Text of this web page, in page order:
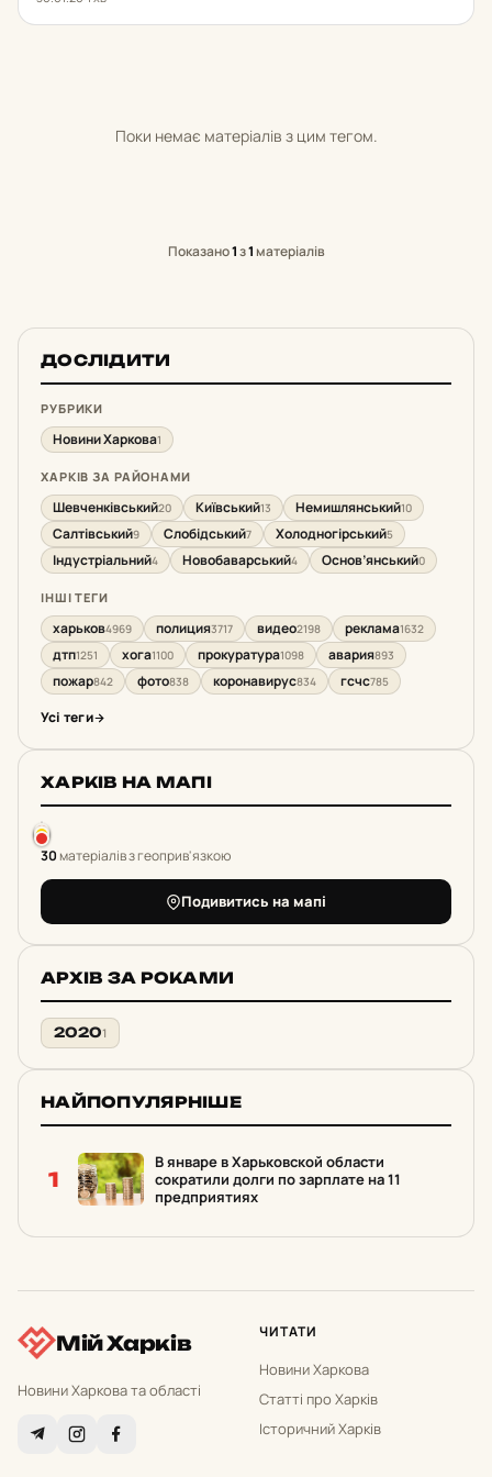
Поки немає матеріалів з цим тегом.
Показано1з1матеріалів
ДОСЛІДИТИ
РУБРИКИ
Новини Харкова1
ХАРКІВ ЗА РАЙОНАМИ
Шевченківський20 Київський13 Немишлянський10
Салтівський9 Слобідський7 Холодногірський5
Індустріальний4 Новобаварський4 Основ’янський0
ІНШІ ТЕГИ
харьков4969 полиция3717 видео2198 реклама1632
дтп1251 хога1100 прокуратура1098 авария893
пожар842 фото838 коронавирус834 гсчс785
Усі теги
ХАРКІВ НА МАПІ
30матеріалів з геоприв'язкою
Подивитись на мапі
АРХІВ ЗА РОКАМИ
20201
НАЙПОПУЛЯРНІШЕ
1
В январе в Харьковской области
сократили долги по зарплате на 11
предприятиях
Мій Харків
Новини Харкова та області
ЧИТАТИ
Новини Харкова
Статті про Харків
Історичний Харків